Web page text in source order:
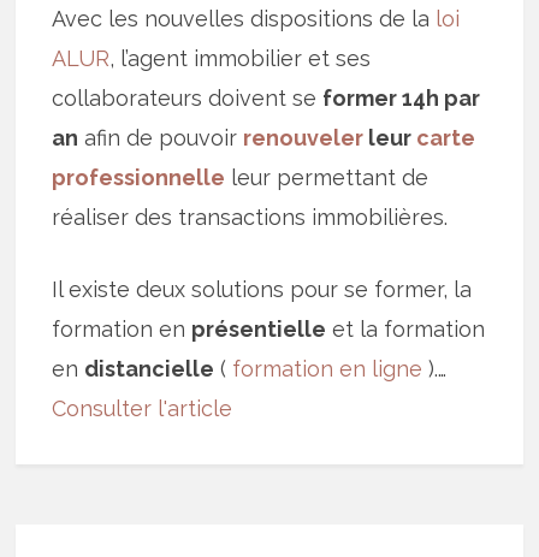
Avec les nouvelles dispositions de la loi
ALUR, l’agent immobilier et ses
collaborateurs doivent se former 14h par
an afin de pouvoir renouveler leur carte
professionnelle leur permettant de
réaliser des transactions immobilières.
Il existe deux solutions pour se former, la
formation en présentielle et la formation
en distancielle ( formation en ligne ).…
Consulter l'article